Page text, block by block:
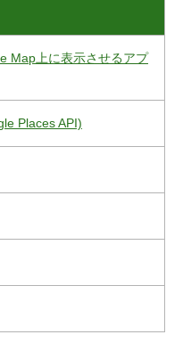
Map上に表示させるアプ
Places API)